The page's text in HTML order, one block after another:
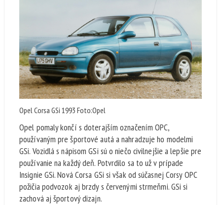
Opel Corsa GSi 1993 Foto:Opel
Opel pomaly končí s doterajším označením OPC,
používaným pre športové autá a nahradzuje ho modelmi
GSi. Vozidlá s nápisom GSi sú o niečo civilnejšie a lepšie pre
používanie na každý deň. Potvrdilo sa to už v prípade
Insignie GSi. Nová Corsa GSi si však od súčasnej Corsy OPC
požičia podvozok aj brzdy s červenými strmeňmi. GSi si
zachová aj športový dizajn.